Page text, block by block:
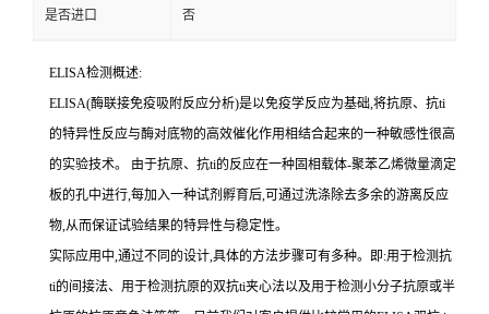
是否进口 否
ELISA检测概述:
ELISA(酶联接免疫吸附反应分析)是以免疫学反应为基础,将抗原、 抗ti
的特异性反应与酶对底物的高效催化作用相结合起来的一种敏感性很高
的实验技术。
由于抗原、 抗ti的反应在一种固相载体-聚苯乙烯微量滴定
板的孔中进行,每加入一种试剂孵育后,可通过洗涤除去多余的游离反应
物,从而保证试验结果的特异性与稳定性。
实际应用中,通过不同的设计,具体的方法步骤可有多种。即:用于检测抗
ti的间接法、用于检测抗原的双抗ti夹心法以及用于检测小分子抗原或半